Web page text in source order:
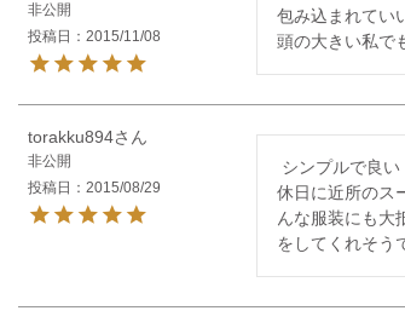
非公開
投稿日
2015/11/08
包み込まれてい
頭の大きい私で
torakku894
非公開
投稿日
2015/08/29
休日に近所のス
んな服装にも大
をしてくれそう